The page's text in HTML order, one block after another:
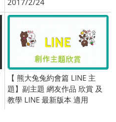
2017/2/24
【 熊大兔兔約會篇 LINE 主
題】副主題 網友作品 欣賞 及
教學 LINE 最新版本 適用